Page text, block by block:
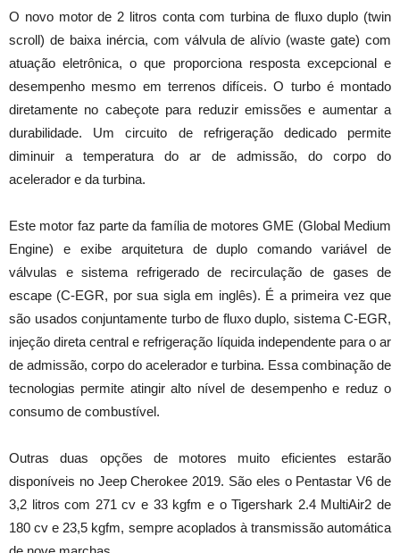
O novo motor de 2 litros conta com turbina de fluxo duplo (twin
scroll) de baixa inércia, com válvula de alívio (waste gate) com
atuação eletrônica, o que proporciona resposta excepcional e
desempenho mesmo em terrenos difíceis. O turbo é montado
diretamente no cabeçote para reduzir emissões e aumentar a
durabilidade. Um circuito de refrigeração dedicado permite
diminuir a temperatura do ar de admissão, do corpo do
acelerador e da turbina.
Este motor faz parte da família de motores GME (Global Medium
Engine) e exibe arquitetura de duplo comando variável de
válvulas e sistema refrigerado de recirculação de gases de
escape (C-EGR, por sua sigla em inglês). É a primeira vez que
são usados conjuntamente turbo de fluxo duplo, sistema C-EGR,
injeção direta central e refrigeração líquida independente para o ar
de admissão, corpo do acelerador e turbina. Essa combinação de
tecnologias permite atingir alto nível de desempenho e reduz o
consumo de combustível.
Outras duas opções de motores muito eficientes estarão
disponíveis no Jeep Cherokee 2019. São eles o Pentastar V6 de
3,2 litros com 271 cv e 33 kgfm e o Tigershark 2.4 MultiAir2 de
180 cv e 23,5 kgfm, sempre acoplados à transmissão automática